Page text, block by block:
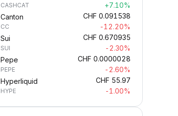
CASHCAT
+7.10%
Canton
CC
CHF 0.091538
-12.20%
Sui
SUI
CHF 0.670935
-2.30%
Pepe
PEPE
CHF 0.0000028
-2.60%
Hyperliquid
HYPE
CHF 55.97
-1.00%